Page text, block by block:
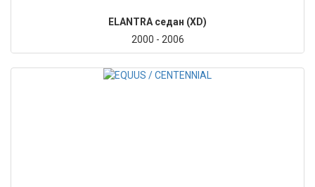
ELANTRA седан (XD)
2000 - 2006